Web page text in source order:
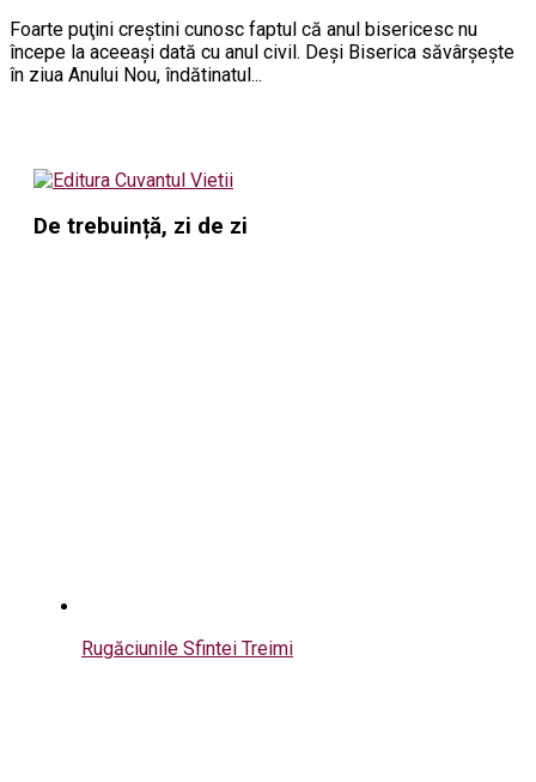
Foarte puţini creştini cunosc faptul că anul bisericesc nu
începe la aceeaşi dată cu anul civil. Deşi Biserica săvârşeşte
în ziua Anului Nou, îndătinatul...
De trebuință, zi de zi
Rugăciunile Sfintei Treimi